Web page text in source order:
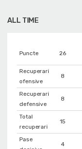
ALL TIME
Puncte 26
Recuperari
ofensive
8
Recuperari
defensive
8
Total
recuperari
15
Pase
4